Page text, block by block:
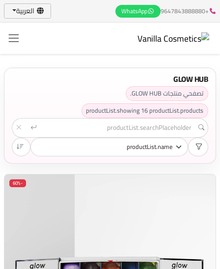
+9647843888880
WhatsApp العربية
GLOW HUB
تصفحي منتجات GLOW HUB.
productList.showing16productList.products
-60%